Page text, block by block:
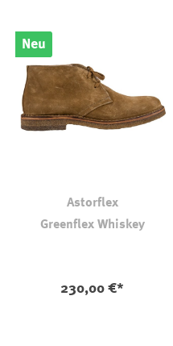
Neu
Astorflex
Greenflex Whiskey
230,00 €*